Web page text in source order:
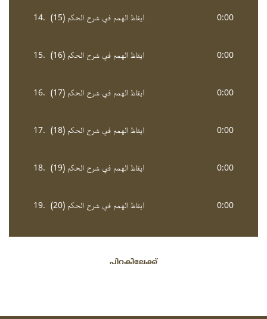
14. ايقاظ الهمم في شرح الحكم (15) 0:00
15. ايقاظ الهمم في شرح الحكم (16) 0:00
16. ايقاظ الهمم في شرح الحكم (17) 0:00
17. ايقاظ الهمم في شرح الحكم (18) 0:00
18. ايقاظ الهمم في شرح الحكم (19) 0:00
19. ايقاظ الهمم في شرح الحكم (20) 0:00
പിറകിലേക്ക്‌